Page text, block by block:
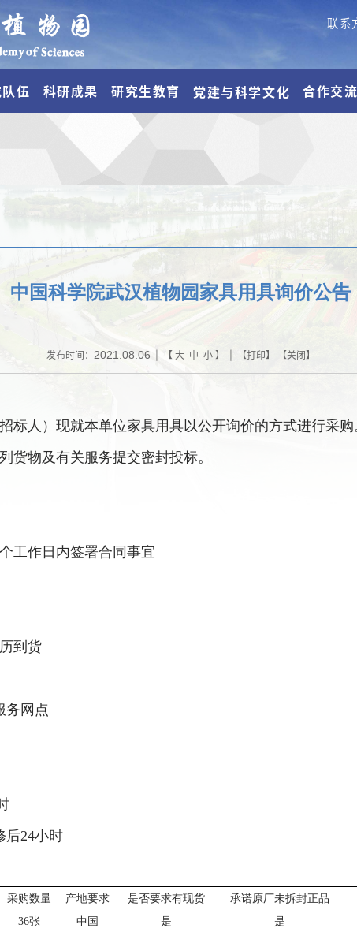
联系
伍 科研成果 研究生教育 党建与科学文化 合作交
中国科学院武汉植物园家具用具询价公告
发布时间： 2021.08.06| 【 大 中 小】 | 【打印】 【关闭】
标人）现就本单位家具用具以公开询价的方式进行采购
货物及有关服务提交密封投标。
工作日内签署合同事宜
到货
务网点
后24小时
采购数量 产地要求 是否要求有现货
承诺原厂未拆封正品
36张 中国 是
是